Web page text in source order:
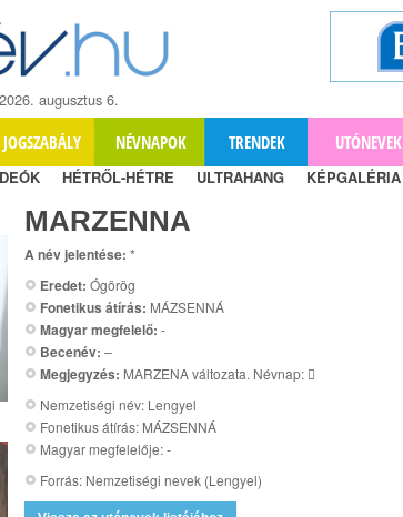
2026. augusztus 6.
JOGSZABÁLY NÉVNAPOK TRENDEK UTÓNEVEK
HÉTRŐL-HÉTRE ULTRAHANG KÉPGALÉRIA
MARZENNA
A név jelentése: *
Eredet: Ógörög
Fonetikus átírás: MÁZSENNÁ
Magyar megfelelő: -
Becenév: –
Megjegyzés: MARZENA változata. Névnap: 
Nemzetiségi név: Lengyel
Fonetikus átírás: MÁZSENNÁ
Magyar megfelelője: -
Forrás: Nemzetiségi nevek (Lengyel)